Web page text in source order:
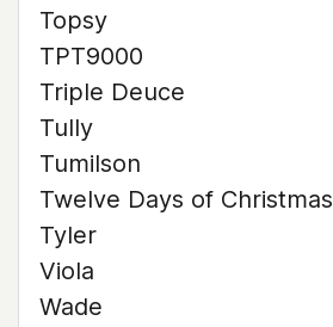
Topsy
TPT9000
Triple Deuce
Tully
Tumilson
Twelve Days of Christmas
Tyler
Viola
Wade